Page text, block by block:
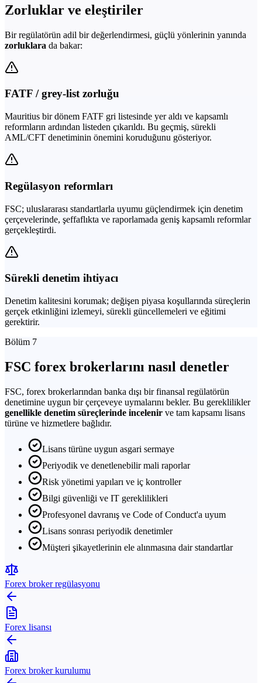
Zorluklar ve eleştiriler
Bir regülatörün adil bir değerlendirmesi, güçlü yönlerinin yanında
zorluklara da bakar:
FATF / grey-list zorluğu
Mauritius bir dönem FATF gri listesinde yer aldı ve kapsamlı
reformların ardından listeden çıkarıldı. Bu geçmiş, sürekli
AML/CFT denetiminin önemini koruduğunu gösteriyor.
Regülasyon reformları
FSC; uluslararası standartlarla uyumu güçlendirmek için denetim
çerçevelerinde, şeffaflıkta ve raporlamada geniş kapsamlı reformlar
gerçekleştirdi.
Sürekli denetim ihtiyacı
Denetim kalitesini korumak; değişen piyasa koşullarında süreçlerin
gerçek etkinliğini izlemeyi, sürekli güncellemeleri ve eğitimi
gerektirir.
Bölüm 7
FSC forex brokerlarını nasıl denetler
FSC, forex brokerlarından banka dışı bir finansal regülatörün
denetimine uygun bir çerçeveye uymalarını bekler. Bu gereklilikler
genellikle denetim süreçlerinde incelenir ve tam kapsamı lisans
türüne ve hizmetlere bağlıdır.
Lisans türüne uygun asgari sermaye
Periyodik ve denetlenebilir mali raporlar
Risk yönetimi yapıları ve iç kontroller
Bilgi güvenliği ve IT gereklilikleri
Profesyonel davranış ve Code of Conduct'a uyum
Lisans sonrası periyodik denetimler
Müşteri şikayetlerinin ele alınmasına dair standartlar
Forex broker regülasyonu
Forex lisansı
Forex broker kurulumu